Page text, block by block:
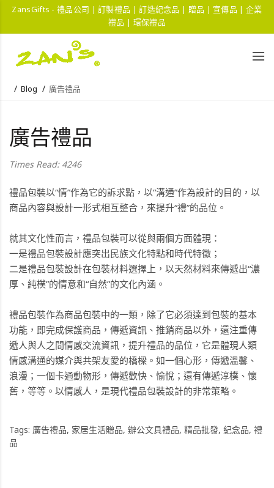
ZansGifts - 禮品公司 | 訂製禮品 | 訂造紀念品 | 贈品 | 宣傳品 | 企業
禮品 | 環保禮品
Blog 廣告禮品
廣告禮品
Times Read: 4246
禮品包裝以“情”作為它的訴求點，以“溝通”作為設計的目的，以
商品內容與設計一形式相互整合，來提升“禮”的品位。
就其文化性而言，禮品包裝可以從與兩個方面體現：
一是禮品包裝設計應突出民族文化特點和時代特徵；
二是禮品包裝設計在包裝材料選擇上，以天然材料來傳遞出“濃
厚、純樸”的情意和“自然”的文化內涵。
禮品包裝作為商品包裝中的一類，除了它必須達到包裝的基本
功能，即完成保護商品，傳遞資訊、推銷商品以外，還注重傳
遞人與人之間情感交流資訊，提升禮品的品位，它是體現人類
情感溝通的媒介與共架友愛的橋樑。如一個心形，傳遞溫馨、
浪漫；一個卡通動物形，傳遞歡快、愉悅；還有傳遞淳樸、懷
舊，等等。以情感人，是現代禮品包裝設計的非常策略。
Tags: 廣告禮品, 家居生活贈品, 辦公文具禮品, 精品批發, 紀念品, 禮
品